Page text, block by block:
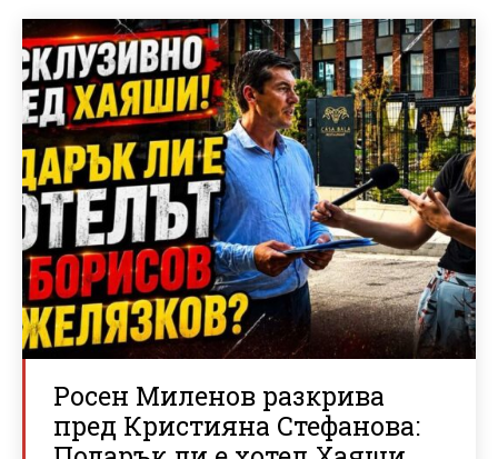
Росен Миленов разкрива
пред Кристияна Стефанова: